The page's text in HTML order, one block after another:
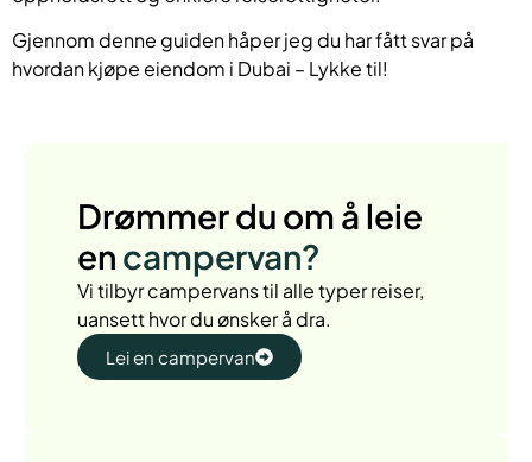
Gjennom denne guiden håper jeg du har fått svar på
hvordan kjøpe eiendom i Dubai – Lykke til!
Drømmer du om å leie
en campervan?
Vi tilbyr campervans til alle typer reiser,
uansett hvor du ønsker å dra.
Lei en campervan